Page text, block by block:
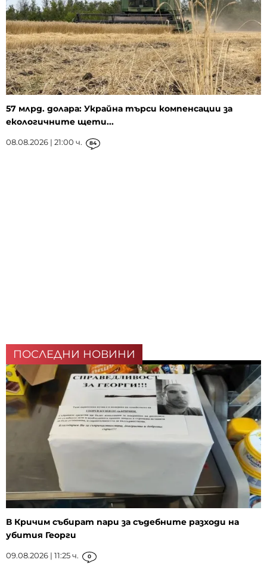
57 млрд. долара: Украйна търси компенсации за
екологичните щети...
08.08.2026 | 21:00 ч. 84
ПОСЛЕДНИ НОВИНИ
В Кричим събират пари за съдебните разходи на
убития Георги
09.08.2026 | 11:25 ч. 0